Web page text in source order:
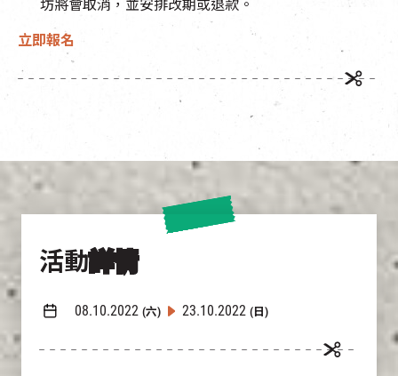
活動詳情
08.10.2022 (六) 23.10.2022 (日)
坊將會取消，並安排改期或退款 。
立即報名